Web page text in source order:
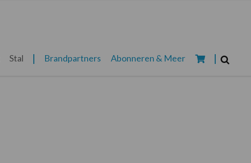
Stal Brandpartners Abonneren & Meer